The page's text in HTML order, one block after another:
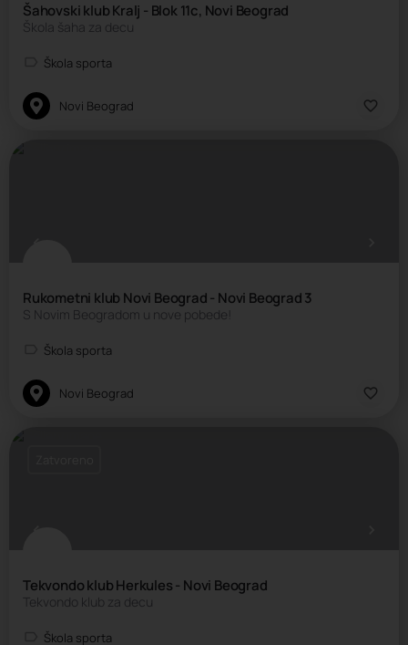
Šahovski klub Kralj - Blok 11c, Novi Beograd
Škola šaha za decu
Škola sporta
Novi Beograd
Rukometni klub Novi Beograd - Novi Beograd 3
S Novim Beogradom u nove pobede!
Škola sporta
Novi Beograd
Tekvondo klub Herkules - Novi Beograd
Tekvondo klub za decu
Škola sporta